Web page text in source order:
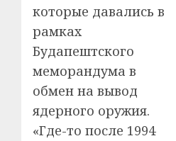
которые давались в
рамках
Будапештского
меморандума в
обмен на вывод
ядерного оружия.
«Где-то после 1994